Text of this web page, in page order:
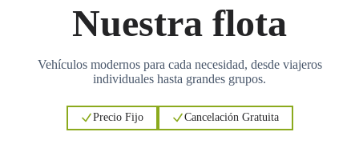
Nuestra flota
Vehículos modernos para cada necesidad, desde viajeros
individuales hasta grandes grupos.
Precio Fijo Cancelación Gratuita